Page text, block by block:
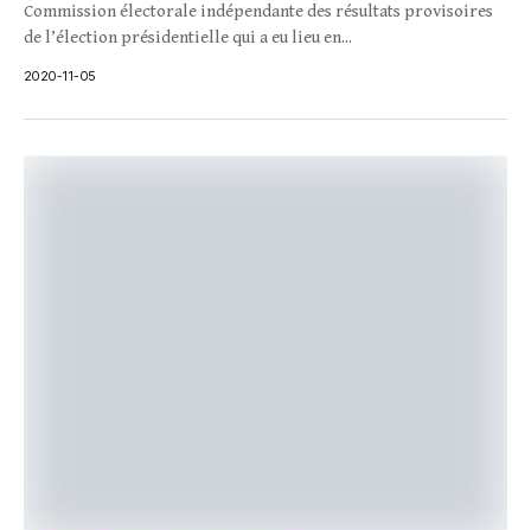
Commission électorale indépendante des résultats provisoires
de l’élection présidentielle qui a eu lieu en...
2020-11-05